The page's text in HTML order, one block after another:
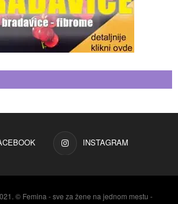
INSTAGRAM
© Femina - sve za žene na jednom mestu -